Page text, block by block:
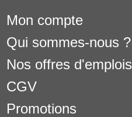
Mon compte
Qui sommes-nous ?
Nos offres d'emplois
CGV
Promotions